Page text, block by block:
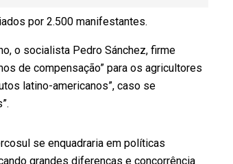
por 2.500 manifestantes.
o socialista Pedro Sánchez, firme
de compensação” para os agricultores
latino-americanos”, caso se
se enquadraria em políticas
grandes diferenças e concorrência